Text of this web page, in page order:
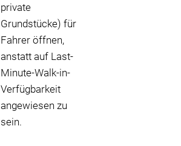
private
Grundstücke) für
Fahrer öffnen,
anstatt auf Last-
Minute-Walk-in-
Verfügbarkeit
angewiesen zu
sein.